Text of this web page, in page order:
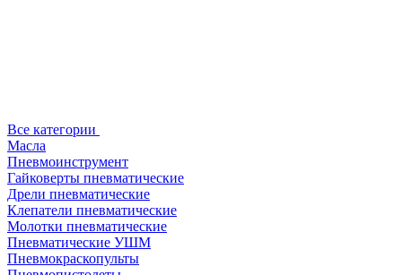
Все категории
Масла
Пневмоинструмент
Гайковерты пневматические
Дрели пневматические
Клепатели пневматические
Молотки пневматические
Пневматические УШМ
Пневмокраскопульты